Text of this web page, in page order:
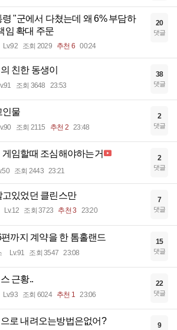
령 "군에서 다쳤는데 왜 6% 부담하
임 확대 주문
Lv.92 조회 2029 추천 6 00:24
20
댓글
친한 동생이
조회 3648 23:53
38
댓글
인물
조회 2115 추천 2 23:48
2
댓글
게임할때 조심해야하는거
조회 2443 23:21
2
댓글
고있었던 클린스만
Lv.12 조회 3723 추천 3 23:20
7
댓글
편까지 계약을 한 톰홀랜드
Lv.91 조회 3547 23:08
15
댓글
근황..
Lv.93 조회 6024 추천 1 23:06
22
댓글
로 내려오는방법은없어? 9